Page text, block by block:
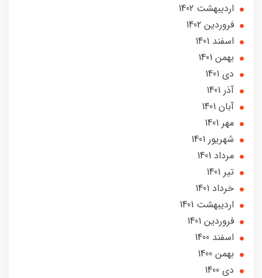
ارديبهشت 1402
فروردین 1402
اسفند 1401
بهمن 1401
دی 1401
آذر 1401
آبان 1401
مهر 1401
شهریور 1401
مرداد 1401
تير 1401
خرداد 1401
ارديبهشت 1401
فروردین 1401
اسفند 1400
بهمن 1400
دی 1400